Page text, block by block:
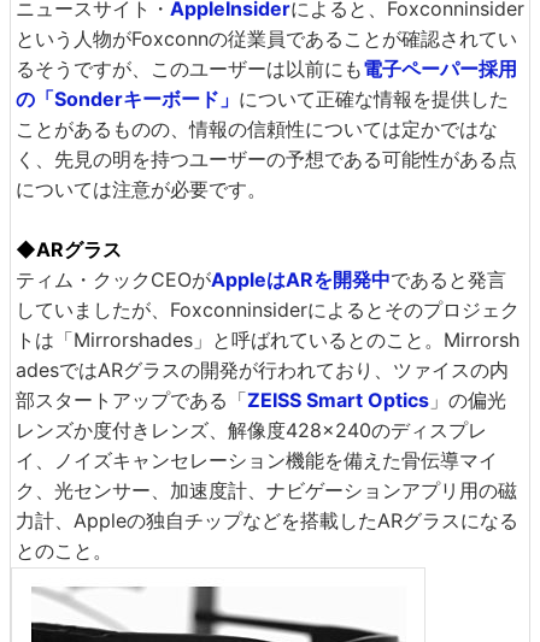
ニュースサイト・ AppleInsiderによると、Foxconninsider
という人物がFoxconnの従業員であることが確認されてい
るそうですが、このユーザーは以前にも電子ペーパー採用
の「Sonderキーボード」 について正確な情報を提供した
ことがあるものの、情報の信頼性については定かではな
く、先見の明を持つユーザーの予想である可能性がある点
については注意が必要です。
◆ARグラス
ティム・クックCEOがAppleはARを開発中であると発言
していましたが、Foxconninsiderによるとそのプロジェク
トは「Mirrorshades」と呼ばれているとのこと。Mirrorsh
adesではARグラスの開発が行われており、ツァイスの内
部スタートアップである「ZEISS Smart Optics 」の偏光
レンズか度付きレンズ、解像度428×240のディスプレ
イ、ノイズキャンセレーション機能を備えた骨伝導マイ
ク、光センサー、加速度計、ナビゲーションアプリ用の磁
力計、Appleの独自チップなどを搭載したARグラスになる
とのこと。